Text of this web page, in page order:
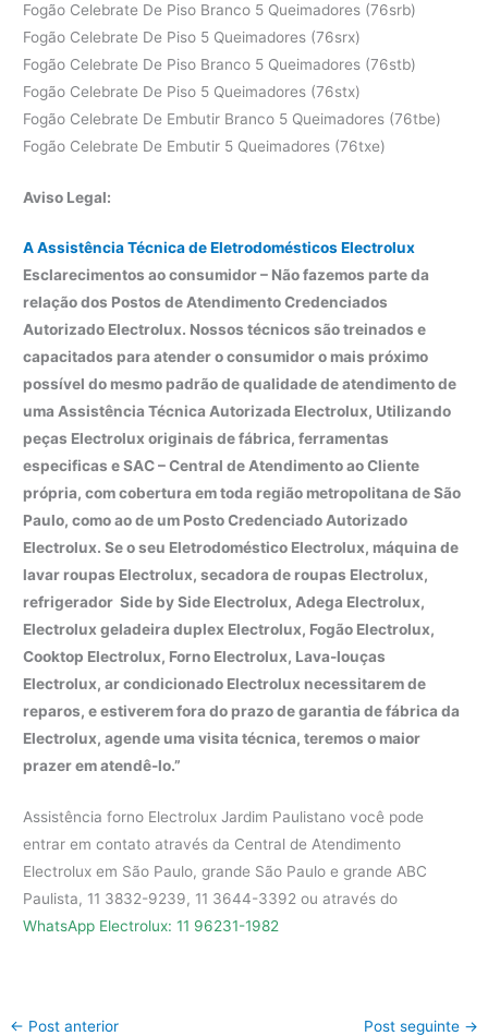
Fogão Celebrate De Piso Branco 5 Queimadores (76srb)
Fogão Celebrate De Piso 5 Queimadores (76srx)
Fogão Celebrate De Piso Branco 5 Queimadores (76stb)
Fogão Celebrate De Piso 5 Queimadores (76stx)
Fogão Celebrate De Embutir Branco 5 Queimadores (76tbe)
Fogão Celebrate De Embutir 5 Queimadores (76txe)
Aviso Legal:
A Assistência Técnica de Eletrodomésticos Electrolux
Esclarecimentos ao consumidor – Não fazemos parte da
relação dos Postos de Atendimento Credenciados
Autorizado Electrolux. Nossos técnicos são treinados e
capacitados para atender o consumidor o mais próximo
possível do mesmo padrão de qualidade de atendimento de
uma Assistência Técnica Autorizada Electrolux, Utilizando
peças Electrolux originais de fábrica, ferramentas
especificas e SAC – Central de Atendimento ao Cliente
própria, com cobertura em toda região metropolitana de São
Paulo, como ao de um Posto Credenciado Autorizado
Electrolux. Se o seu Eletrodoméstico Electrolux, máquina de
lavar roupas Electrolux, secadora de roupas Electrolux,
refrigerador Side by Side Electrolux, Adega Electrolux,
Electrolux geladeira duplex Electrolux, Fogão Electrolux,
Cooktop Electrolux, Forno Electrolux, Lava-louças
Electrolux, ar condicionado Electrolux necessitarem de
reparos, e estiverem fora do prazo de garantia de fábrica da
Electrolux, agende uma visita técnica, teremos o maior
prazer em atendê-lo.”
Assistência forno Electrolux Jardim Paulistano você pode
entrar em contato através da Central de Atendimento
Electrolux em São Paulo, grande São Paulo e grande ABC
Paulista, 11 3832-9239, 11 3644-3392 ou através do
WhatsApp Electrolux: 11 96231-1982
← Post anterior Post seguinte →